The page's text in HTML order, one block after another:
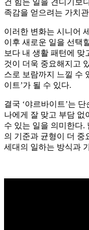
건 힘든 일을 견디기보
족감을 얻으려는 가치
이러한 변화는 시니어
이후 새로운 일을 선택
보다 내 생활 패턴에 맞
것이 더욱 중요해지고
스로 보람까지 느낄 수
이트’가 될 수 있다.
결국 ‘야르바이트’는
나에게 잘 맞고 부담 없
수 있는 일을 의미한다.
의 기준과 균형이 더 중
세대의 일하는 방식과